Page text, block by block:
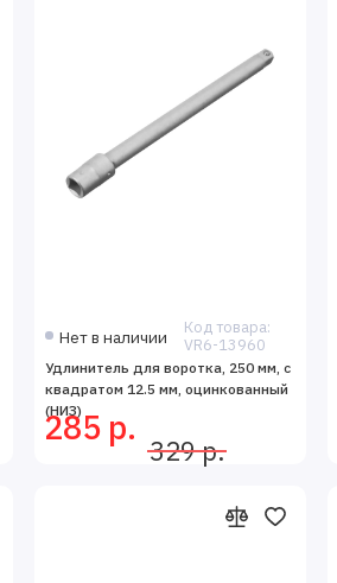
Нет в наличии
Код товара:
VR6-13960
Удлинитель для воротка, 250 мм, с
квадратом 12.5 мм, оцинкованный
(НИЗ)
285 р.
329 р.